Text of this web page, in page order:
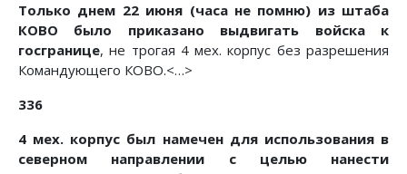
Только днем 22 июня (часа не помню) из штаба
КОВО было приказано выдвигать войска к
госгранице, не трогая 4 мех. корпус без разрешения
Командующего КОВО.<…>
336
4 мех. корпус был намечен для использования в
северном направлении с целью нанести